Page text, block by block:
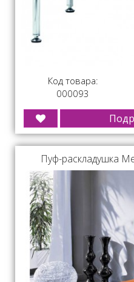
Код товара:
000093
Пуф-раскладушка